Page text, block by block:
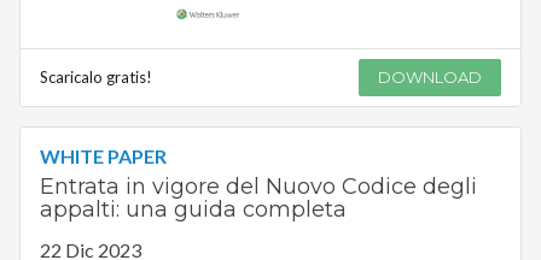
Scaricalo gratis! DOWNLOAD
WHITE PAPER
Entrata in vigore del Nuovo Codice degli
appalti: una guida completa
22 Dic 2023